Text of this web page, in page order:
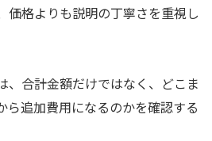
価格よりも説明の丁寧さを重視し
、合計金額だけではなく、どこま
ら追加費用になるのかを確認する